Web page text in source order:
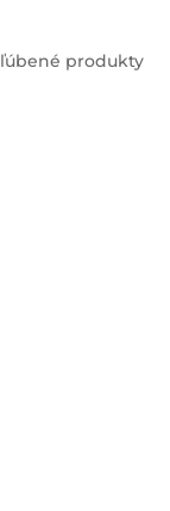
produkty